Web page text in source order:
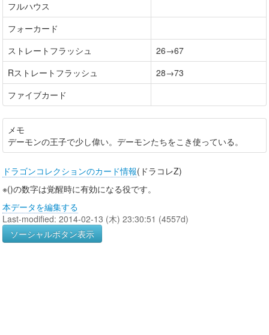
フルハウス
フォーカード
ストレートフラッシュ
26→67
Rストレートフラッシュ
28→73
ファイブカード
メモ
デーモンの王子で少し偉い。デーモンたちをこき使っている。
ドラゴンコレクションのカード情報(ドラコレZ)
※()の数字は覚醒時に有効になる役です。
本データを編集する
Last-modified: 2014-02-13 (木) 23:30:51 (4557d)
ソーシャルボタン表示